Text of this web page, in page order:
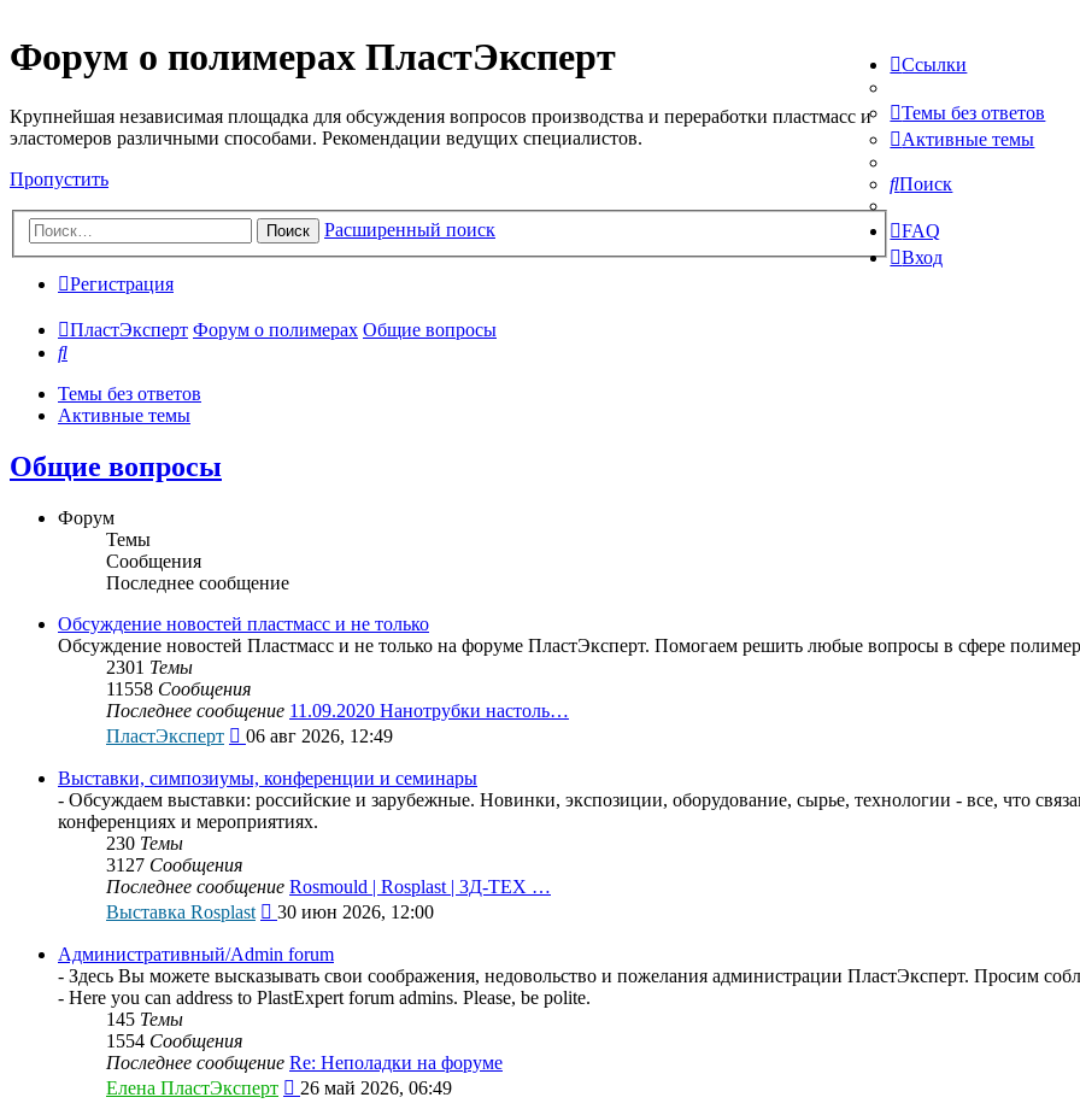
Форум о полимерах ПластЭксперт
Крупнейшая независимая площадка для обсуждения вопросов производства и переработки пластмасс и
эластомеров различными способами. Рекомендации ведущих специалистов.
Пропустить
Поиск Расширенный поиск
Ссылки
Темы без ответов
Активные темы
Поиск
FAQ
Вход
Регистрация
ПластЭксперт Форум о полимерах Общие вопросы
Поиск
Темы без ответов
Активные темы
Общие вопросы
Форум
Темы
Сообщения
Последнее сообщение
Обсуждение новостей пластмасс и не только
Обсуждение новостей Пластмасс и не только на форуме ПластЭксперт. Помогаем решить любые вопросы в сфере
2301 Темы
11558 Сообщения
Последнее сообщение 11.09.2020 Нанотрубки настоль…
ПластЭксперт
Перейти
последнему
сообщению
06 авг 2026, 12:49
Выставки, симпозиумы, конференции и семинары
- Обсуждаем выставки: российские и зарубежные. Новинки, экспозиции, оборудование, сырье, технологии - все, что
конференциях и мероприятиях.
230 Темы
3127 Сообщения
Последнее сообщение Rosmould | Rosplast | 3Д-ТЕХ …
Выставка Rosplast
Перейти
последнему
сообщению
30 июн 2026, 12:00
Административный/Admin forum
- Здесь Вы можете высказывать свои соображения, недовольство и пожелания администрации ПластЭксперт. Просим
- Here you can address to PlastExpert forum admins. Please, be polite.
145 Темы
1554 Сообщения
Последнее сообщение Re: Неполадки на форуме
Елена ПластЭксперт
Перейти
26 май 2026, 06:49